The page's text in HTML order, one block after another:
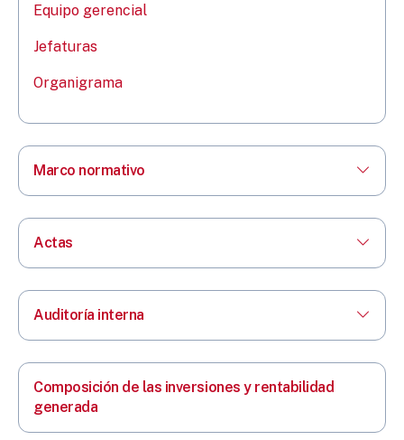
Equipo gerencial
Jefaturas
Organigrama
Marco normativo
Actas
Auditoría interna
Composición de las inversiones y rentabilidad
generada